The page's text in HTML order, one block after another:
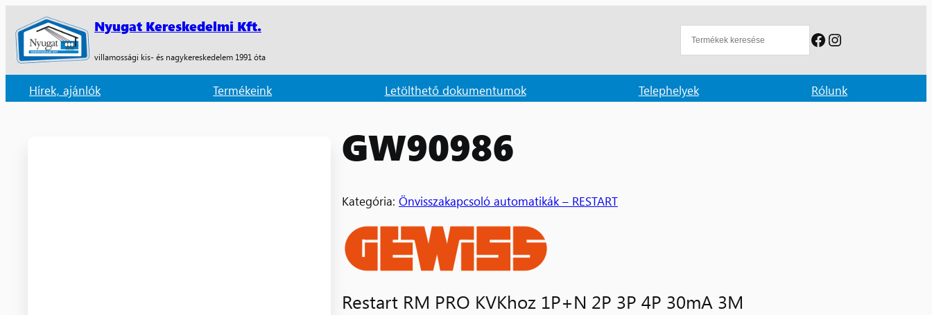
Nyugat Kereskedelmi Kft.
villamossági kis- és nagykereskedelem 1991 óta
Facebook
Instagram
Hírek, ajánlók Termékeink Letölthető dokumentumok Telephelyek Rólunk
GW90986
Kategória: Önvisszakapcsoló automatikák – RESTART
Restart RM PRO KVKhoz 1P+N 2P 3P 4P 30mA 3M